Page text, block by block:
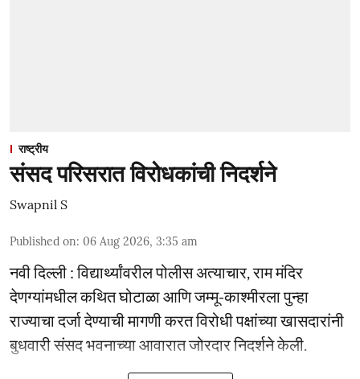
राष्ट्रीय
संसद परिसरात विरोधकांची निदर्शने
Swapnil S
Published on: 06 Aug 2026, 3:35 am
नवी दिल्ली : विद्यार्थ्यांवरील पोलीस अत्याचार, राम मंदिर
देणग्यांमधील कथित घोटाळा आणि जम्मू-काश्मीरला पुन्हा
राज्याचा दर्जा देण्याची मागणी करत विरोधी पक्षांच्या खासदारांनी
बुधवारी संसद भवनाच्या आवारात जोरदार निदर्शने केली.